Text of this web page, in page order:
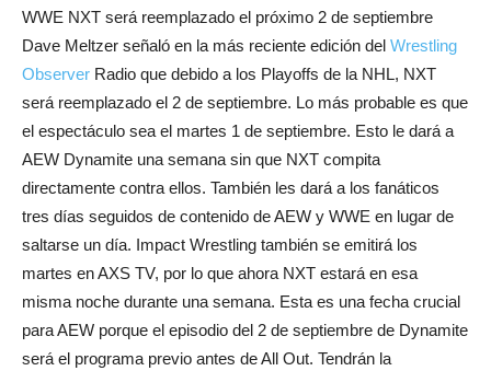
WWE NXT será reemplazado el próximo 2 de septiembre
Dave Meltzer señaló en la más reciente edición del Wrestling
Observer Radio que debido a los Playoffs de la NHL, NXT
será reemplazado el 2 de septiembre. Lo más probable es que
el espectáculo sea el martes 1 de septiembre. Esto le dará a
AEW Dynamite una semana sin que NXT compita
directamente contra ellos. También les dará a los fanáticos
tres días seguidos de contenido de AEW y WWE en lugar de
saltarse un día. Impact Wrestling también se emitirá los
martes en AXS TV, por lo que ahora NXT estará en esa
misma noche durante una semana. Esta es una fecha crucial
para AEW porque el episodio del 2 de septiembre de Dynamite
será el programa previo antes de All Out. Tendrán la